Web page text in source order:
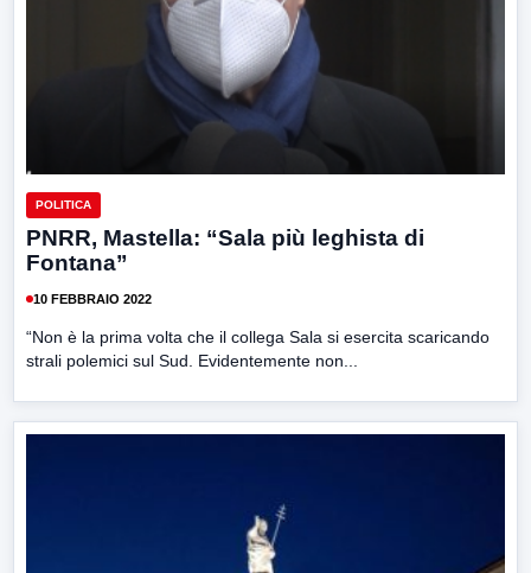
POLITICA
PNRR, Mastella: “Sala più leghista di
Fontana”
10 FEBBRAIO 2022
“Non è la prima volta che il collega Sala si esercita scaricando
strali polemici sul Sud. Evidentemente non...